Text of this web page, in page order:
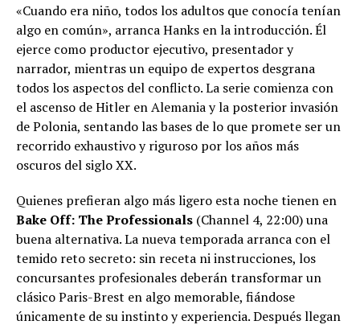
«Cuando era niño, todos los adultos que conocía tenían
algo en común», arranca Hanks en la introducción. Él
ejerce como productor ejecutivo, presentador y
narrador, mientras un equipo de expertos desgrana
todos los aspectos del conflicto. La serie comienza con
el ascenso de Hitler en Alemania y la posterior invasión
de Polonia, sentando las bases de lo que promete ser un
recorrido exhaustivo y riguroso por los años más
oscuros del siglo XX.
Quienes prefieran algo más ligero esta noche tienen en
Bake Off: The Professionals (Channel 4, 22:00) una
buena alternativa. La nueva temporada arranca con el
temido reto secreto: sin receta ni instrucciones, los
concursantes profesionales deberán transformar un
clásico Paris-Brest en algo memorable, fiándose
únicamente de su instinto y experiencia. Después llegan